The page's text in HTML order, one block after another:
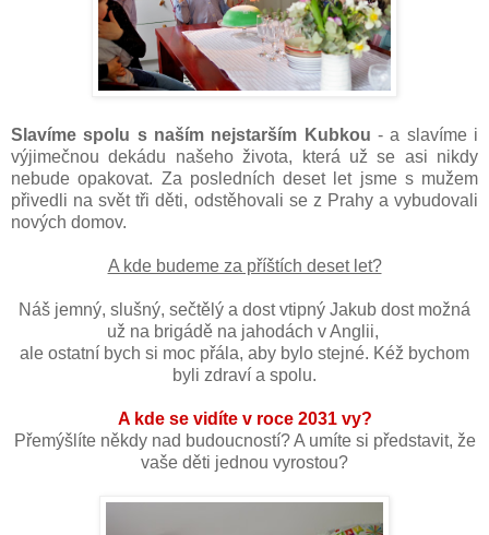
Slavíme spolu s naším nejstarším Kubkou - a slavíme i
výjimečnou dekádu našeho života, která už se asi nikdy
nebude opakovat. Za posledních deset let jsme s mužem
přivedli na svět tři děti, odstěhovali se z Prahy a vybudovali
nových domov.
A kde budeme za příštích deset let?
Náš jemný, slušný, sečtělý a dost vtipný Jakub dost možná
už na brigádě na jahodách v Anglii,
ale ostatní bych si moc přála, aby bylo stejné. Kéž bychom
byli zdraví a spolu.
A kde se vidíte v roce 2031 vy?
Přemýšlíte někdy nad budoucností? A umíte si představit, že
vaše děti jednou vyrostou?